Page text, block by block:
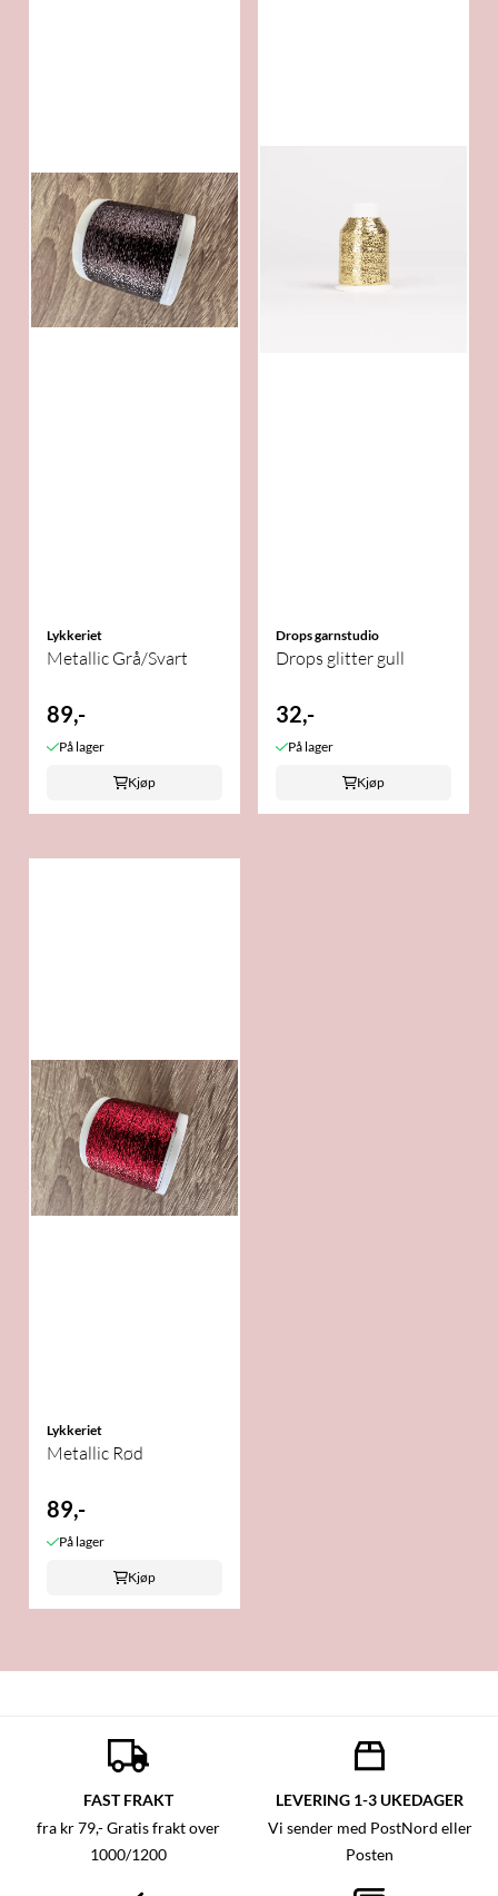
Lykkeriet
Metallic Grå/Svart
89,-
På lager
Kjøp
Drops garnstudio
Drops glitter gull
32,-
På lager
Kjøp
Lykkeriet
Metallic Rød
89,-
På lager
Kjøp
FAST FRAKT
fra kr 79,- Gratis frakt over
1000/1200
LEVERING 1-3 UKEDAGER
Vi sender med PostNord eller
Posten